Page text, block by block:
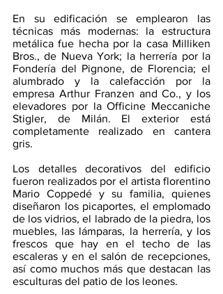
En su edificación se emplearon las
técnicas más modernas: la estructura
metálica fue hecha por la casa Milliken
Bros., de Nueva York; la herrería por la
Fondería del Pignone, de Florencia; el
alumbrado y la calefacción por la
empresa Arthur Franzen and Co., y los
elevadores por la Officine Meccaniche
Stigler, de Milán​. El exterior está
completamente realizado en cantera
gris.
Los detalles decorativos del edificio
fueron realizados por el artista florentino
Mario Coppedé y su familia, quienes
diseñaron los picaportes, el emplomado
de los vidrios, el labrado de la piedra, los
muebles, las lámparas, la herrería, y los
frescos que hay en el techo de las
escaleras y en el salón de recepciones,
así como muchos más que destacan las
esculturas del patio de los leones.